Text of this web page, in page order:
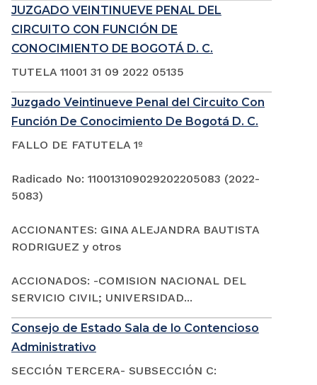
JUZGADO VEINTINUEVE PENAL DEL
CIRCUITO CON FUNCIÓN DE
CONOCIMIENTO DE BOGOTÁ D. C.
TUTELA 11001 31 09 2022 05135
Juzgado Veintinueve Penal del Circuito Con
Función De Conocimiento De Bogotá D. C.
FALLO DE FATUTELA 1º
Radicado No: 110013109029202205083 (2022-
5083)
ACCIONANTES: GINA ALEJANDRA BAUTISTA
RODRIGUEZ y otros
ACCIONADOS: -COMISION NACIONAL DEL
SERVICIO CIVIL; UNIVERSIDAD...
Consejo de Estado Sala de lo Contencioso
Administrativo
SECCIÓN TERCERA- SUBSECCIÓN C: